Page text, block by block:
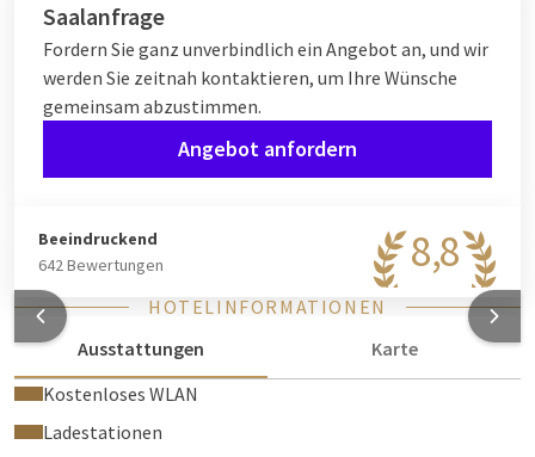
Saalanfrage
Fordern Sie ganz unverbindlich ein Angebot an, und wir
werden Sie zeitnah kontaktieren, um Ihre Wünsche
gemeinsam abzustimmen.
Angebot anfordern
8,8
Beeindruckend
642 Bewertungen
HOTELINFORMATIONEN
Ausstattungen
Karte
Kostenloses WLAN
Ladestationen